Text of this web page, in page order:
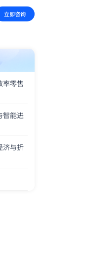
立即咨询
率零售
智能进
济与折